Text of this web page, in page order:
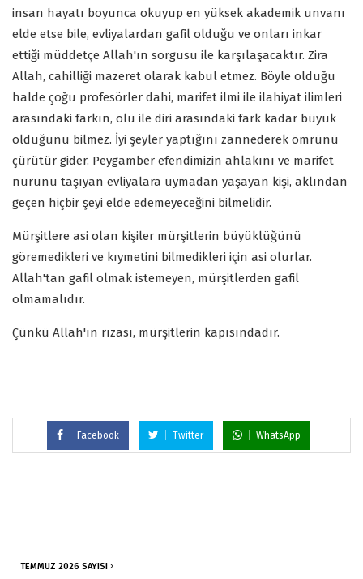
insan hayatı boyunca okuyup en yüksek akademik unvanı
elde etse bile, evliyalardan gafil olduğu ve onları inkar
ettiği müddetçe Allah'ın sorgusu ile karşılaşacaktır. Zira
Allah, cahilliği mazeret olarak kabul etmez. Böyle olduğu
halde çoğu profesörler dahi, marifet ilmi ile ilahiyat ilimleri
arasındaki farkın, ölü ile diri arasındaki fark kadar büyük
olduğunu bilmez. İyi şeyler yaptığını zannederek ömrünü
çürütür gider. Peygamber efendimizin ahlakını ve marifet
nurunu taşıyan evliyalara uymadan yaşayan kişi, aklından
geçen hiçbir şeyi elde edemeyeceğini bilmelidir.
Mürşitlere asi olan kişiler mürşitlerin büyüklüğünü
göremedikleri ve kıymetini bilmedikleri için asi olurlar.
Allah'tan gafil olmak istemeyen, mürşitlerden gafil
olmamalıdır.
Çünkü Allah'ın rızası, mürşitlerin kapısındadır.
Facebook Twitter WhatsApp
TEMMUZ 2026 SAYISI